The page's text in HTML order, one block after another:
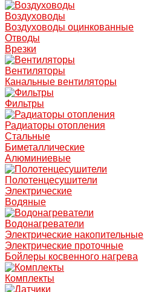
Воздуховоды
Воздуховоды оцинкованные
Отводы
Врезки
Вентиляторы
Канальные вентиляторы
Фильтры
Радиаторы отопления
Стальные
Биметаллические
Алюминиевые
Полотенцесушители
Электрические
Водяные
Водонагреватели
Электрические накопительные
Электрические проточные
Бойлеры косвенного нагрева
Комплекты